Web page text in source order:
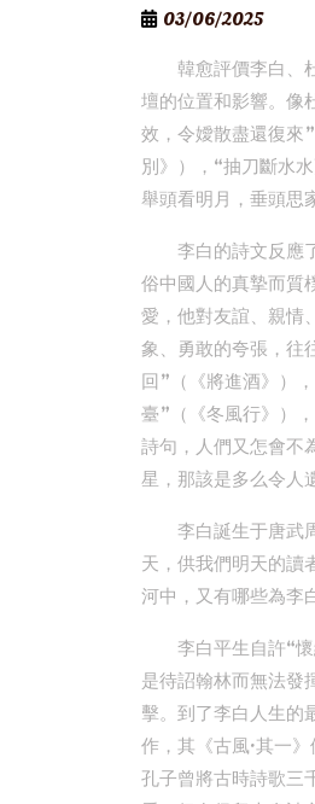
03/06/2025
韓愈評價李白、
壇的位置和影響。像
效，令嬡散盡還復來
別》），“抽刀斷水
舉頭看明月，垂頭思
李白的詩文反應
俗中國人的真摯而質
愛，他對友誼、親情
象、勇敢的夸張，往
回”（《將進酒》）
臺”（《冬風行》）
詩句，人們又怎會不
星，那該是多么令人
李白誕生于唐武
天，供我們明天的讀
河中，又有哪些為李
李白平生自許“
是待詔翰林而無法發
擊。到了李白人生的
作，其《古風·其一
孔子曾將古時詩歌三